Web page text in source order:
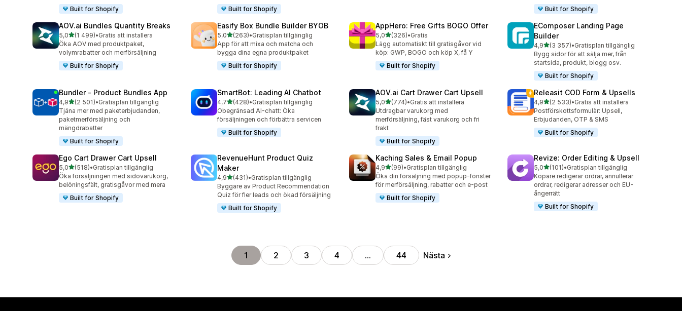
Built for Shopify
Built for Shopify
Built for Shopify
AOV.ai Bundles Quantity Breaks
5,0av 5 stjärnor
(1 499)
1499 recensioner totalt
•Gratis att installera
Öka AOV med produktpaket,
volymrabatter och merförsäljning
Built for Shopify
Easify Box Bundle Builder BYOB
5,0av 5 stjärnor
(263)
263 recensioner totalt
•Gratisplan tillgänglig
App för att mixa och matcha och
bygga dina egna produktpaket
Built for Shopify
AppHero: Free Gifts BOGO Offer
5,0av 5 stjärnor
(326)
326 recensioner totalt
•Gratis
Lägg automatiskt till gratisgåvor vid
köp: GWP, BOGO och köp X, få Y
Built for Shopify
EComposer Landing Page
Builder
4,9av 5 stjärnor
(3 357)
3357 recensioner totalt
•Gratisplan tillgänglig
Bygg sidor för att sälja mer, från
startsida, produkt, blogg osv.
Built for Shopify
Bundler ‑ Product Bundles App
4,9av 5 stjärnor
(2 501)
2501 recensioner totalt
•Gratisplan tillgänglig
Tjäna mer med paketerbjudanden,
paketmerförsäljning och
mängdrabatter
Built for Shopify
SmartBot: Leading AI Chatbot
4,7av 5 stjärnor
(428)
428 recensioner totalt
•Gratisplan tillgänglig
Obegränsad AI-chatt: Öka
försäljningen och förbättra servicen
Built for Shopify
AOV.ai Cart Drawer Cart Upsell
5,0av 5 stjärnor
(774)
774 recensioner totalt
•Gratis att installera
Utdragbar varukorg med
merförsäljning, fäst varukorg och fri
frakt
Built for Shopify
Releasit COD Form & Upsells
4,9av 5 stjärnor
(2 533)
2533 recensioner totalt
•Gratis att installera
Postförskottsformulär: Upsell,
Erbjudanden, OTP & SMS
Built for Shopify
Ego Cart Drawer Cart Upsell
5,0av 5 stjärnor
(518)
518 recensioner totalt
•Gratisplan tillgänglig
Öka försäljningen med sidovarukorg,
belöningsfält, gratisgåvor med mera
Built for Shopify
RevenueHunt Product Quiz
Maker
4,9av 5 stjärnor
(431)
431 recensioner totalt
•Gratisplan tillgänglig
Byggare av Product Recommendation
Quiz för fler leads och ökad försäljning
Built for Shopify
Kaching Sales & Email Popup
4,9av 5 stjärnor
(99)
99 recensioner totalt
•Gratisplan tillgänglig
Öka din försäljning med popup-fönster
för merförsäljning, rabatter och e-post
Built for Shopify
Revize: Order Editing & Upsell
5,0av 5 stjärnor
(101)
101 recensioner totalt
•Gratisplan tillgänglig
Köpare redigerar ordrar, annullerar
ordrar, redigerar adresser och EU-
ångerrätt
Built for Shopify
1 2 3 4 … 44 Nästa